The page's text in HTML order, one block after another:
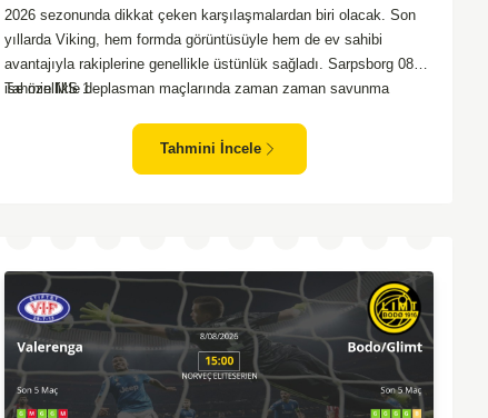
2026 sezonunda dikkat çeken karşılaşmalardan biri olacak. Son
yıllarda Viking, hem formda görüntüsüyle hem de ev sahibi
avantajıyla rakiplerine genellikle üstünlük sağladı. Sarpsborg 08
ise özellikle deplasman maçlarında zaman zaman savunma
sahasında kontrollü oynaması, onları favori yapıyor. Sarpsborg'un
Tahmin MS 1
Tahmini İncele